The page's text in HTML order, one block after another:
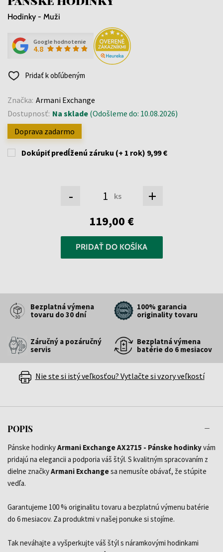
Hodinky - Muži
Google hodnotenie
4.8
Pridať k obľúbeným
Značka: Armani Exchange
Dostupnosť: Na sklade (Odošleme do: 10.08.2026)
Doprava zadarmo
Dokúpiť predĺženú záruku (+ 1 rok) 9,99 €
- ks +
119,00 €
PRIDAŤ DO KOŠÍKA
Bezplatná výmena
tovaru do 30 dní
100% garancia
originality tovaru
Záručný a pozáručný
servis
Bezplatná výmena
batérie do 6 mesiacov
Nie ste si istý veľkosťou? Vytlačte si vzory veľkostí
POPIS
Pánske hodinkyArmani Exchange AX2715 - Pánske hodinkyvám
pridajú na elegancii a podporia váš štýl. S kvalitným spracovaním z
dielne značkyArmani Exchangesa nemusíte obávať, že stúpite
vedľa.
Garantujeme 100 % originalitu tovaru a bezplatnú výmenu batérie
do 6 mesiacov. Za produktmi v našej ponuke si stojíme.
Tak neváhajte a vyšperkujte váš štýl s náramkovými hodinkami